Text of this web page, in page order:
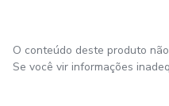
- O Brownie
O conteúdo deste produto
Se você vir informações